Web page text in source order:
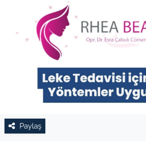
Paylaş
EĞİTİM
TARIM VE HAYVANCILIK
KÜLTÜR SANAT
RESMİ İLAN
SPOR